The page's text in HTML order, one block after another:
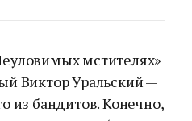
мстителях»
Виктор Уральский —
из бандитов. Конечно,